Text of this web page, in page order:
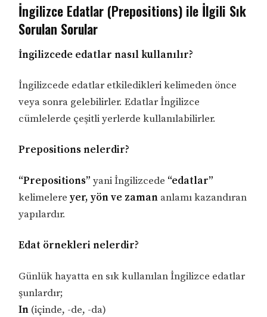
İngilizce Edatlar (Prepositions) ile İlgili Sık
Sorulan Sorular
İngilizcede edatlar nasıl kullanılır?
İngilizcede edatlar etkiledikleri kelimeden önce
veya sonra gelebilirler. Edatlar İngilizce
cümlelerde çeşitli yerlerde kullanılabilirler.
Prepositions nelerdir?
“Prepositions” yani İngilizcede “edatlar”
kelimelereyer, yön ve zaman anlamı kazandıran
yapılardır.
Edat örnekleri nelerdir?
Günlük hayatta en sık kullanılan İngilizce edatlar
şunlardır;
In (içinde, -de, -da)